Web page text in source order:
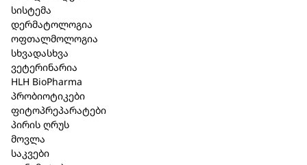
სისტემა
დერმატოლოგია
ოფთალმოლოგია
სხვადასხვა
ვეტერინარია
HLH BioPharma
პრობიოტიკები
ფიტოპრეპარატები
პირის ღრუს
მოვლა
საკვები